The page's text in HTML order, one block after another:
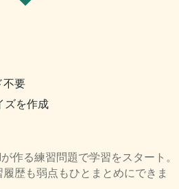
不要
ズを作成
作る練習問題で学習をスタート。
歴も弱点もひとまとめにできま